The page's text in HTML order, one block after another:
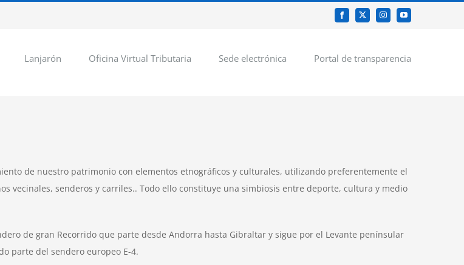
Facebook
X InstagramYouTube
Lanjarón Oficina Virtual Tributaria Sede electrónica Portal de transparencia
de nuestro patrimonio con elementos etnográficos y culturales, utilizando preferentemente el
vecinales, senderos y carriles.. Todo ello constituye una simbiosis entre deporte, cultura y medio
de gran Recorrido que parte desde Andorra hasta Gibraltar y sigue por el Levante penínsular
parte del sendero europeo E-4.